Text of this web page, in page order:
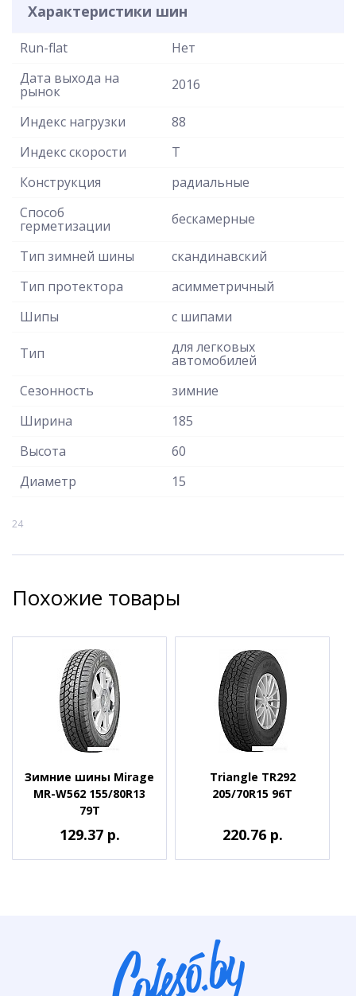
Характеристики шин
Run-flat
Нет
Дата выхода на
рынок 2016
Индекс нагрузки
88
Индекс скорости
T
Конструкция
радиальные
Способ
герметизации бескамерные
Тип зимней шины
скандинавский
Тип протектора
асимметричный
Шипы
с шипами
Тип для легковых
автомобилей
Сезонность
зимние
Ширина
185
Высота
60
Диаметр
15
24
Похожие товары
Зимние шины Mirage
MR-W562 155/80R13
79T
129.37 р.
Triangle TR292
205/70R15 96T
220.76 р.